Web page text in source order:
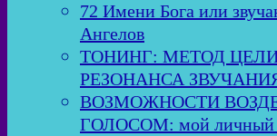
72 Имени Бога или
Ангелов
ТОНИНГ: МЕТОД
РЕЗОНАНСА
ВОЗМОЖНОСТИ
ГОЛОСОМ: мой личный